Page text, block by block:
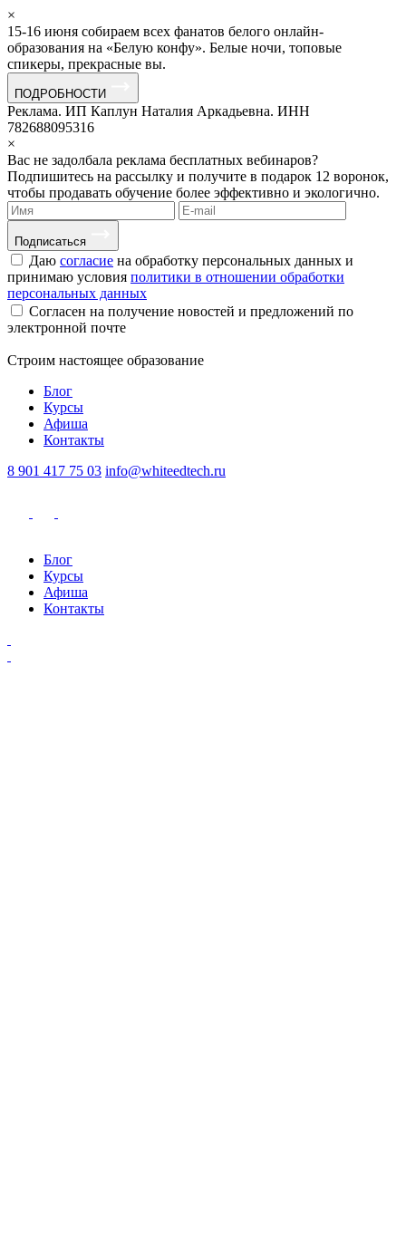
×
15-16 июня собираем всех фанатов белого онлайн-
образования на «Белую конфу». Белые ночи, топовые
спикеры, прекрасные вы.
ПОДРОБНОСТИ
Реклама. ИП Каплун Наталия Аркадьевна. ИНН
782688095316
×
Вас не задолбала реклама бесплатных вебинаров?
Подпишитесь на рассылку и получите в подарок 12 воронок,
чтобы продавать обучение более эффективно и экологично.
Подписаться
Даю согласие на обработку персональных данных и
принимаю условия политики в отношении обработки
персональных данных
Согласен на получение новостей и предложений по
электронной почте
Строим настоящее образование
Блог
Курсы
Афиша
Контакты
8 901 417 75 03 info@whiteedtech.ru
Блог
Курсы
Афиша
Контакты